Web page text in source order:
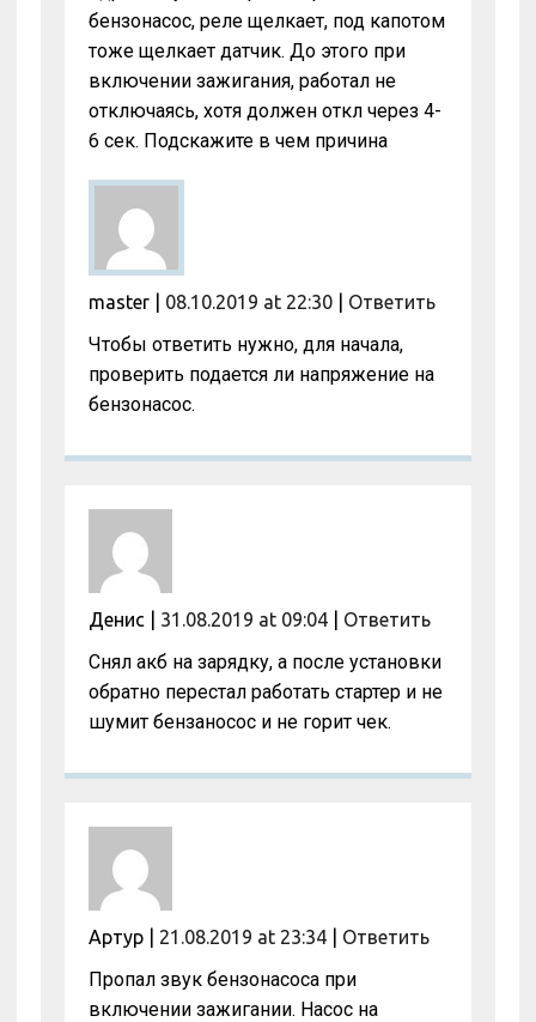
бензонасос, реле щелкает, под капотом
тоже щелкает датчик. До этого при
включении зажигания, работал не
отключаясь, хотя должен откл через 4-
6 сек. Подскажите в чем причина
master| 08.10.2019 at 22:30| Ответить
Чтобы ответить нужно, для начала,
проверить подается ли напряжение на
бензонасос.
Денис 31.08.2019 at 09:04| Ответить
Снял акб на зарядку, а после установки
обратно перестал работать стартер и не
шумит бензаносос и не горит чек.
Артур| 21.08.2019 at 23:34| Ответить
Пропал звук бензонасоса при
включении зажигании. Насос на